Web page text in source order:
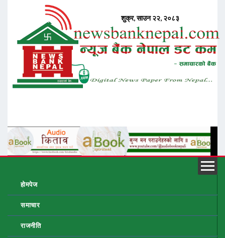
होमपेज
समाचार
राजनीति